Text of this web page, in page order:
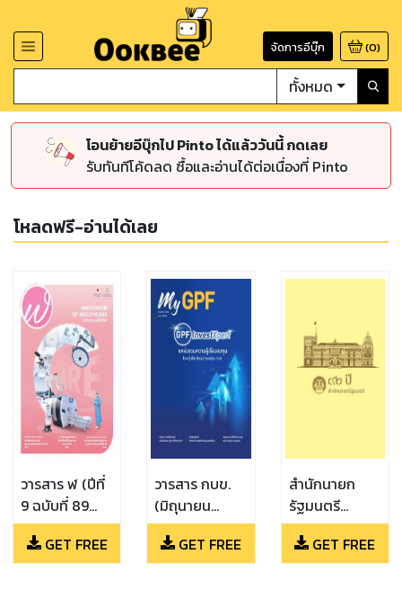
จัดการอีบุ๊ก (0)
ทั้งหมด
โอนย้ายอีบุ๊กไป Pinto ได้แล้ววันนี้ กดเลย
รับทันทีโค้ดลด ซื้อและอ่านได้ต่อเนื่องที่ Pinto
โหลดฟรี-อ่านได้เลย
วารสาร ฬ (ปีที่
9 ฉบับที่ 89
(กรกฏาคม-
สิงหาคม
2567))
GET FREE
วารสาร กบข.
(มิถุนายน
2567)
GET FREE
สำนักนายก
รัฐมนตรี
(สำนักนายก
รัฐมนตรี ปีที่
92)
GET FREE